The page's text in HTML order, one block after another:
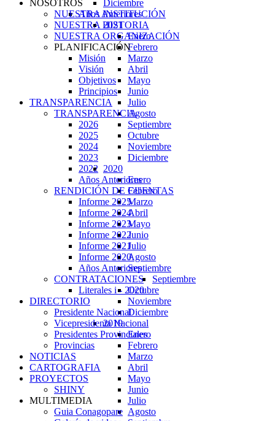
Diciembre
Años Anteriores
2021
Enero
Febrero
Marzo
Abril
Mayo
Junio
Julio
Agosto
Septiembre
Octubre
Noviembre
Diciembre
2020
Enero
Febrero
Marzo
Abril
Mayo
Junio
Julio
Agosto
Septiembre
Septiembre
Octubre
Noviembre
Diciembre
2019
Enero
Febrero
Marzo
Abril
Mayo
Junio
Julio
Agosto
NOSOTROS
NUESTRA INSTITUCIÓN
NUESTRA HISTORIA
NUESTRA ORGANIZACIÓN
PLANIFICACIÓN
Misión
Visión
Objetivos
Principios
TRANSPARENCIA
TRANSPARENCIA
2026
2025
2024
2023
2022
Años Anteriores
RENDICIÓN DE CUENTAS
Informe 2025
Informe 2024
Informe 2023
Informe 2022
Informe 2021
Informe 2020
Años Anteriores
CONTRATACIONES
Literales i - 2020
DIRECTORIO
Presidente Nacional
Vicepresidenta Nacional
Presidentes Provinciales
Provincias
NOTICIAS
CARTOGRAFIA
PROYECTOS
SHINY
MULTIMEDIA
Guia Conagopare